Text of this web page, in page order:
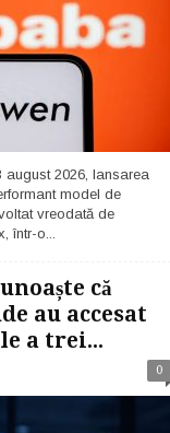
2026, lansarea
model de
vreodată de
într-o...
că
au accesat
a trei...
0